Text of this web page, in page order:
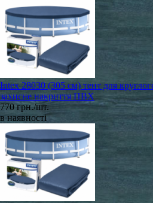
Intex 28030 (305 см) тент для
захисне накриття ПВХ
770 грн./шт.
в наявності